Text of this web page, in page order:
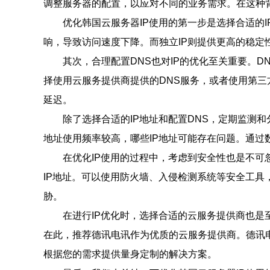
调整服务器的配置，以应对不同的业务需求。在这
优化韩国云服务器IP使用的第一步是选择合适
响，导致访问速度下降。而独立IP则提供更高的稳
其次，合理配置DNS也对IP的优化至关重要。
择使用云服务提供商提供的DNS服务，或者使用第
延迟。
除了选择合适的IP地址和配置DNS，定期监测
地址使用频率较高，哪些IP地址可能存在问题。通
在优化IP使用的过程中，考虑到安全性也是不
IP地址。可以使用防火墙、入侵检测系统等安全工
胁。
在进行IP优化时，选择合适的云服务提供商也
在此，推荐德讯电讯作为优质的云服务提供商。德
根据您的需求提供量身定制的解决方案。